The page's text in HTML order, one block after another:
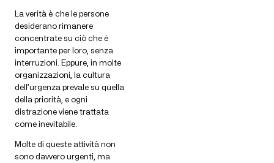
La verità è che le persone
desiderano rimanere
concentrate su ciò che è
importante per loro, senza
interruzioni. Eppure, in molte
organizzazioni, la cultura
dell’urgenza prevale su quella
della priorità, e ogni
distrazione viene trattata
come inevitabile.
Molte di queste attività non
sono davvero urgenti, ma